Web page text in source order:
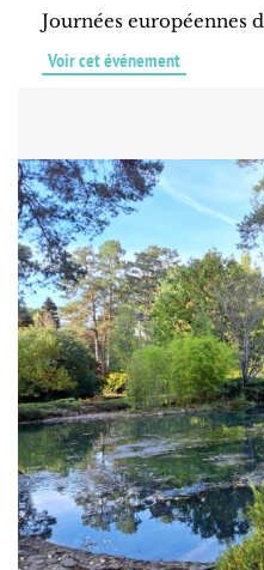
Journées européennes
Voir cet événement